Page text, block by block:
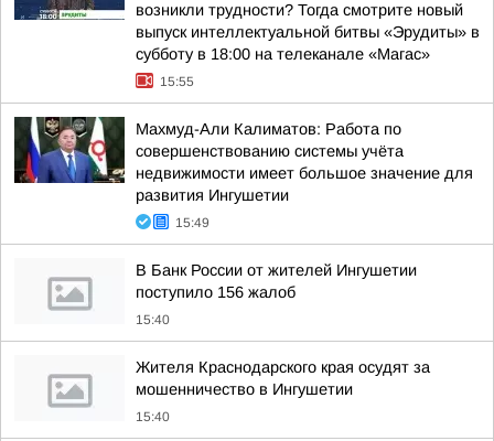
возникли трудности? Тогда смотрите новый
выпуск интеллектуальной битвы «Эрудиты» в
субботу в 18:00 на телеканале «Магас»
15:55
Махмуд-Али Калиматов: Работа по
совершенствованию системы учёта
недвижимости имеет большое значение для
развития Ингушетии
15:49
В Банк России от жителей Ингушетии
поступило 156 жалоб
15:40
Жителя Краснодарского края осудят за
мошенничество в Ингушетии
15:40